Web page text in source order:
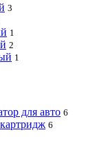
3
1
2
1
для авто 6
6